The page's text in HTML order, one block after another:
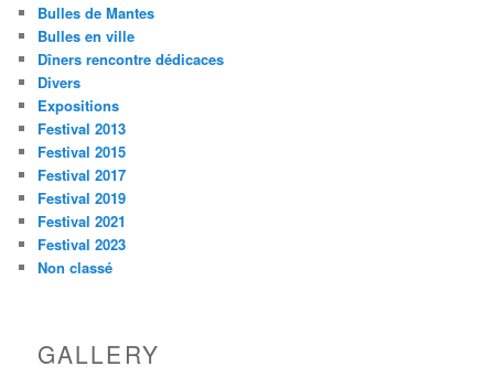
Bulles de Mantes
Bulles en ville
Dîners rencontre dédicaces
Divers
Expositions
Festival 2013
Festival 2015
Festival 2017
Festival 2019
Festival 2021
Festival 2023
Non classé
GALLERY